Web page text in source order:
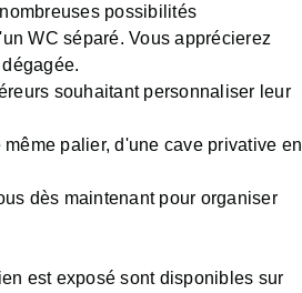
possibilités
WC séparé. Vous apprécierez
souhaitant personnaliser leur
palier, d'une cave privative en
dès maintenant pour organiser
est exposé sont disponibles sur